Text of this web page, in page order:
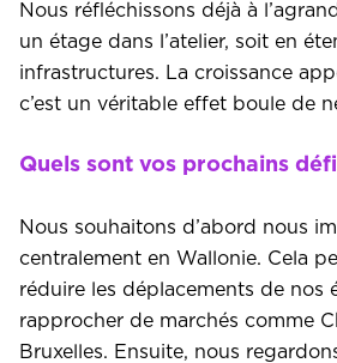
Nous réfléchissons déjà à
un étage dans l’atelier, soit en
infrastructures. La croissance
c’est un véritable effet boule de
Quels sont vos prochains
Nous souhaitons d’abord nous
centralement en Wallonie. Cela
réduire les déplacements de nos
rapprocher de marchés comme
Bruxelles. Ensuite, nous